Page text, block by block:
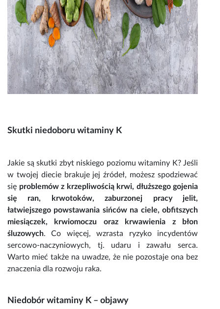
Skutki niedoboru witaminy K
Jakie są skutki zbyt niskiego poziomu witaminy K? Jeśli
w twojej diecie brakuje jej źródeł, możesz spodziewać
się problemów z krzepliwością krwi, dłuższego gojenia
się ran, krwotoków, zaburzonej pracy jelit,
łatwiejszego powstawania sińców na ciele, obfitszych
miesiączek, krwiomoczu oraz krwawienia z błon
śluzowych. Co więcej, wzrasta ryzyko incydentów
sercowo-naczyniowych, tj. udaru i zawału serca.
Warto mieć także na uwadze, że nie pozostaje ona bez
znaczenia dla rozwoju raka.
Niedobór witaminy K – objawy